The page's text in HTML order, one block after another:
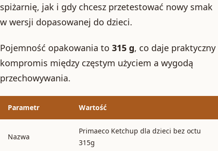
spiżarnię, jak i gdy chcesz przetestować nowy smak
w wersji dopasowanej do dzieci.
Pojemność opakowania to 315 g, co daje praktyczny
kompromis między częstym użyciem a wygodą
przechowywania.
Parametr Wartość
Nazwa
Primaeco Ketchup dla dzieci bez octu
315g